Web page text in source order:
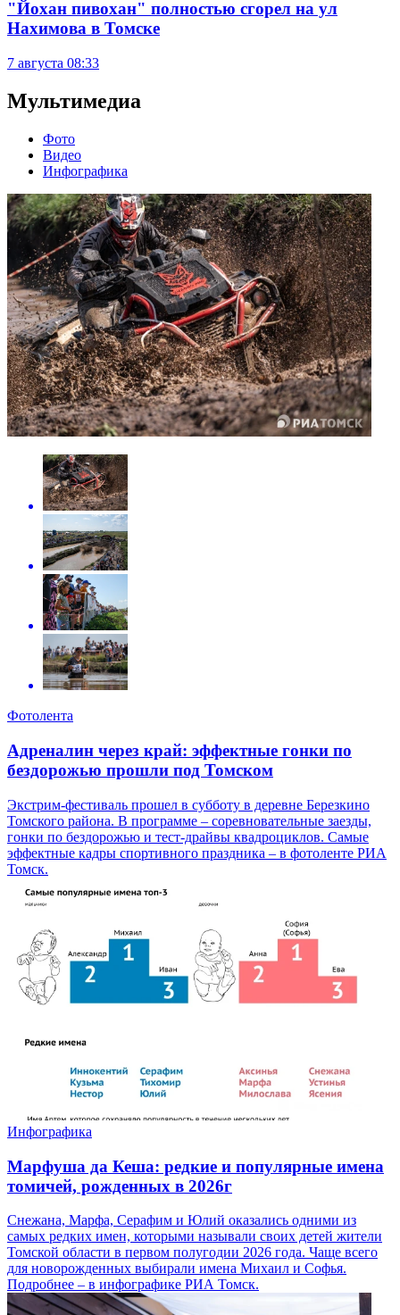
"Йохан пивохан" полностью сгорел на ул
Нахимова в Томске
7 августа 08:33
Мультимедиа
Фото
Видео
Инфографика
Фотолента
Адреналин через край: эффектные гонки по
бездорожью прошли под Томском
Экстрим-фестиваль прошел в субботу в деревне Березкино
Томского района. В программе – соревновательные заезды,
гонки по бездорожью и тест-драйвы квадроциклов. Самые
эффектные кадры спортивного праздника – в фотоленте РИА
Томск.
Инфографика
Марфуша да Кеша: редкие и популярные имена
томичей, рожденных в 2026г
Снежана, Марфа, Серафим и Юлий оказались одними из
самых редких имен, которыми называли своих детей жители
Томской области в первом полугодии 2026 года. Чаще всего
для новорожденных выбирали имена Михаил и Софья.
Подробнее – в инфографике РИА Томск.